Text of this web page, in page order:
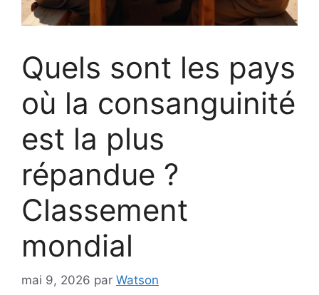
Quels sont les pays
où la consanguinité
est la plus
répandue ?
Classement
mondial
mai 9, 2026 par Watson